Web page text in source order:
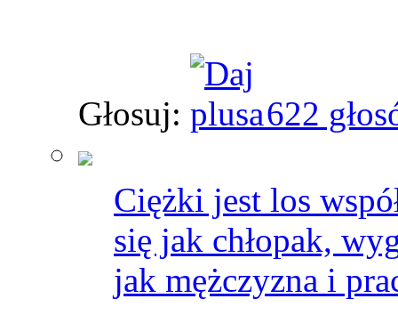
Głosuj: 622
Ciężki jest los
się jak chłopak,
jak mężczyzna i